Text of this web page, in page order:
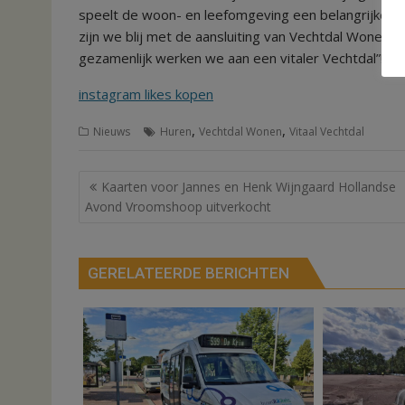
speelt de woon- en leefomgeving een belangrijke
zijn we blij met de aansluiting van Vechtdal
gezamenlijk werken we aan een vitaler Vechtdal”!
instagram likes kopen
Nieuws Huren, Vechtdal Wonen, Vitaal Vechtdal
Bericht
navigatie
Kaarten voor Jannes en Henk Wijngaard Hollandse
Avond Vroomshoop uitverkocht
GERELATEERDE BERICHTEN